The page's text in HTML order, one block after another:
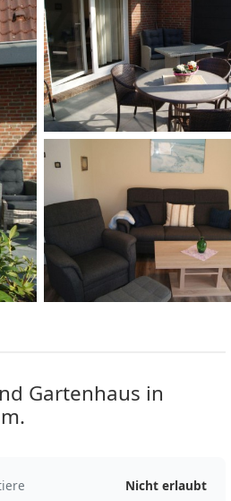
Gartenhaus in
Nicht erlaubt